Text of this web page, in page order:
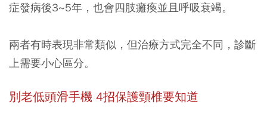
症發病後3~5年，也會四肢癱瘓並且呼吸衰竭。
兩者有時表現非常類似，但治療方式完全不同，診斷
上需要小心區分。
別老低頭滑手機 4招保護頸椎要知道